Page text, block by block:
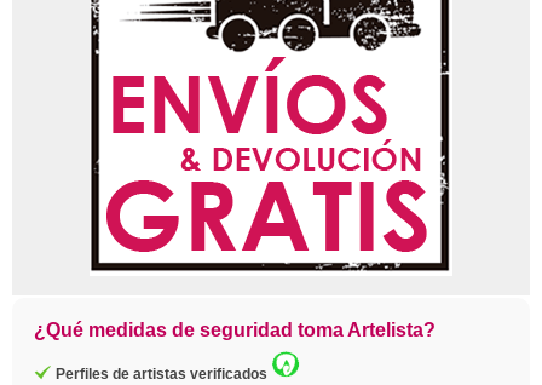
¿Qué medidas de seguridad toma Artelista?
Perfiles de artistas verificados